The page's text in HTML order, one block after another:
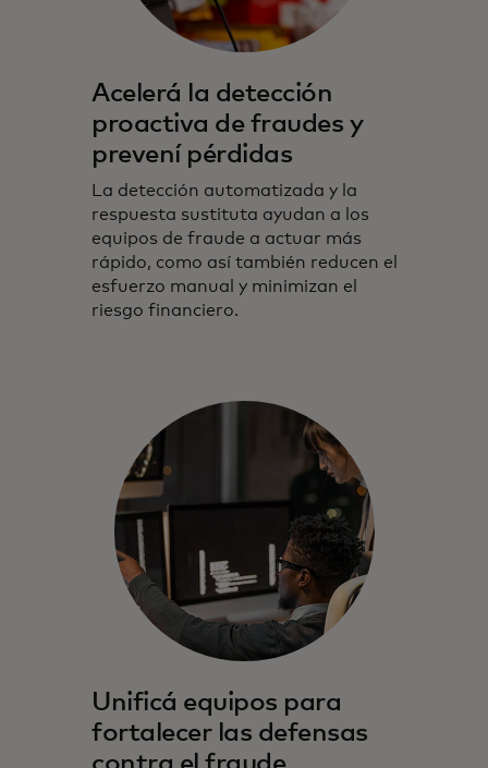
Acelerá la detección
proactiva de fraudes y
prevení pérdidas
La detección automatizada y la
respuesta sustituta ayudan a los
equipos de fraude a actuar más
rápido, como así también reducen el
esfuerzo manual y minimizan el
riesgo financiero.
Unificá equipos para
fortalecer las defensas